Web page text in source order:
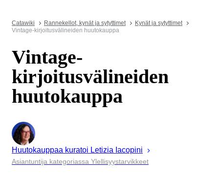
Catawiki Rannekellot, kynät ja sytyttimet
Kynät ja sytyttimet
Vintage-kirjoitusvälineiden huutokauppa
Vintage-
kirjoitusvälineiden
huutokauppa
Huutokauppaa kuratoi Letizia Iacopini
Asiantuntija kategoriassa Ylellisyystarvikkeet